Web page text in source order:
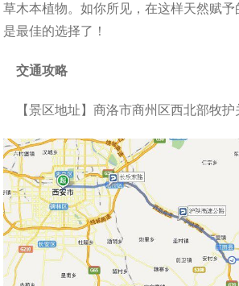
草木本植物。如你所见，在这样天然赋
是最佳的选择了！
交通攻略
【景区地址】商洛市商州区西北部牧护